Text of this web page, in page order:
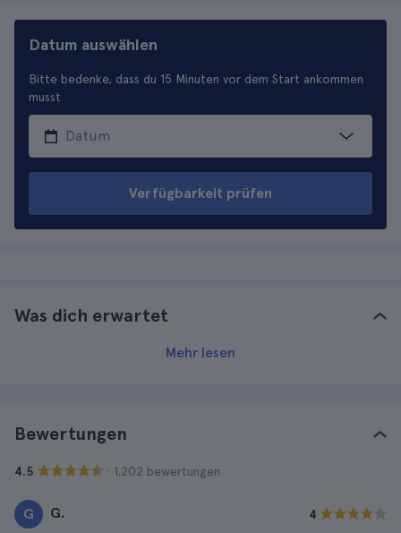
Datum auswählen
Bitte bedenke, dass du 15 Minuten vor dem Start ankommen
musst
Verfügbarkeit prüfen
Was dich erwartet
Mehr lesen
Bewertungen
4.5 · 1.202 bewertungen
G G. 4